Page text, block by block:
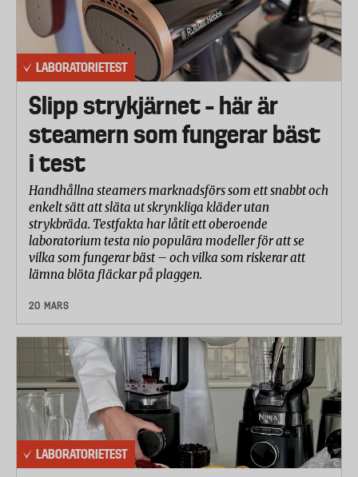
LABORATORIETEST
Slipp strykjärnet – här är
steamern som fungerar bäst
i test
Handhållna steamers marknadsförs som ett snabbt och
enkelt sätt att släta ut skrynkliga kläder utan
strykbräda. Testfakta har låtit ett oberoende
laboratorium testa nio populära modeller för att se
vilka som fungerar bäst – och vilka som riskerar att
lämna blöta fläckar på plaggen.
20 MARS
LABORATORIETEST